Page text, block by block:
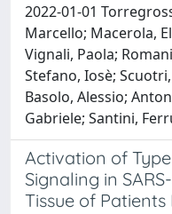
2022-01-01
Marcello; Macerola,
Vignali, Paola;
Stefano, Iosè;
Basolo, Alessio;
Gabriele; Santini,
Activation of
Signaling in
Tissue of Patients